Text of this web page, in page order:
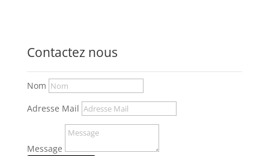
Contactez nous
Nom
Adresse Mail
Message